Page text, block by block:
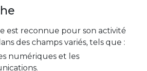
est reconnue pour son activité
des champs variés, tels que :
numériques et les